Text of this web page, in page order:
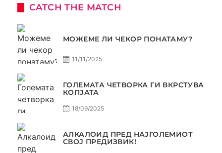
CATCH THE MATCH
МОЖЕМЕ ЛИ ЧЕКОР ПОНАТАМУ?
11/11/2025
ГОЛЕМАТА ЧЕТВОРКА ГИ ВКРСТУВА
КОПЈАТА
18/09/2025
АЛКАЛОИД ПРЕД НАЈГОЛЕМИОТ
СВОЈ ПРЕДИЗВИК!